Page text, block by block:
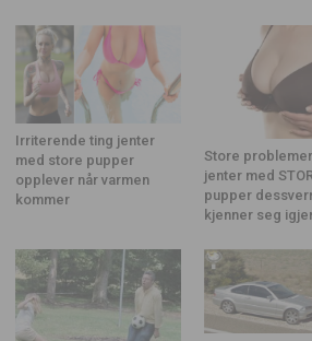
Irriterende ting jenter
med store pupper
opplever når varmen
kommer
Store
jenter med
pupper
kjenner seg